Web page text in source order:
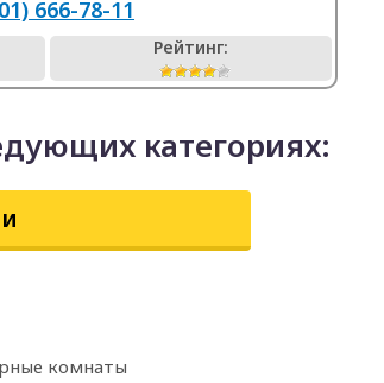
666-78-11
Рейтинг:
категориях:
комнаты